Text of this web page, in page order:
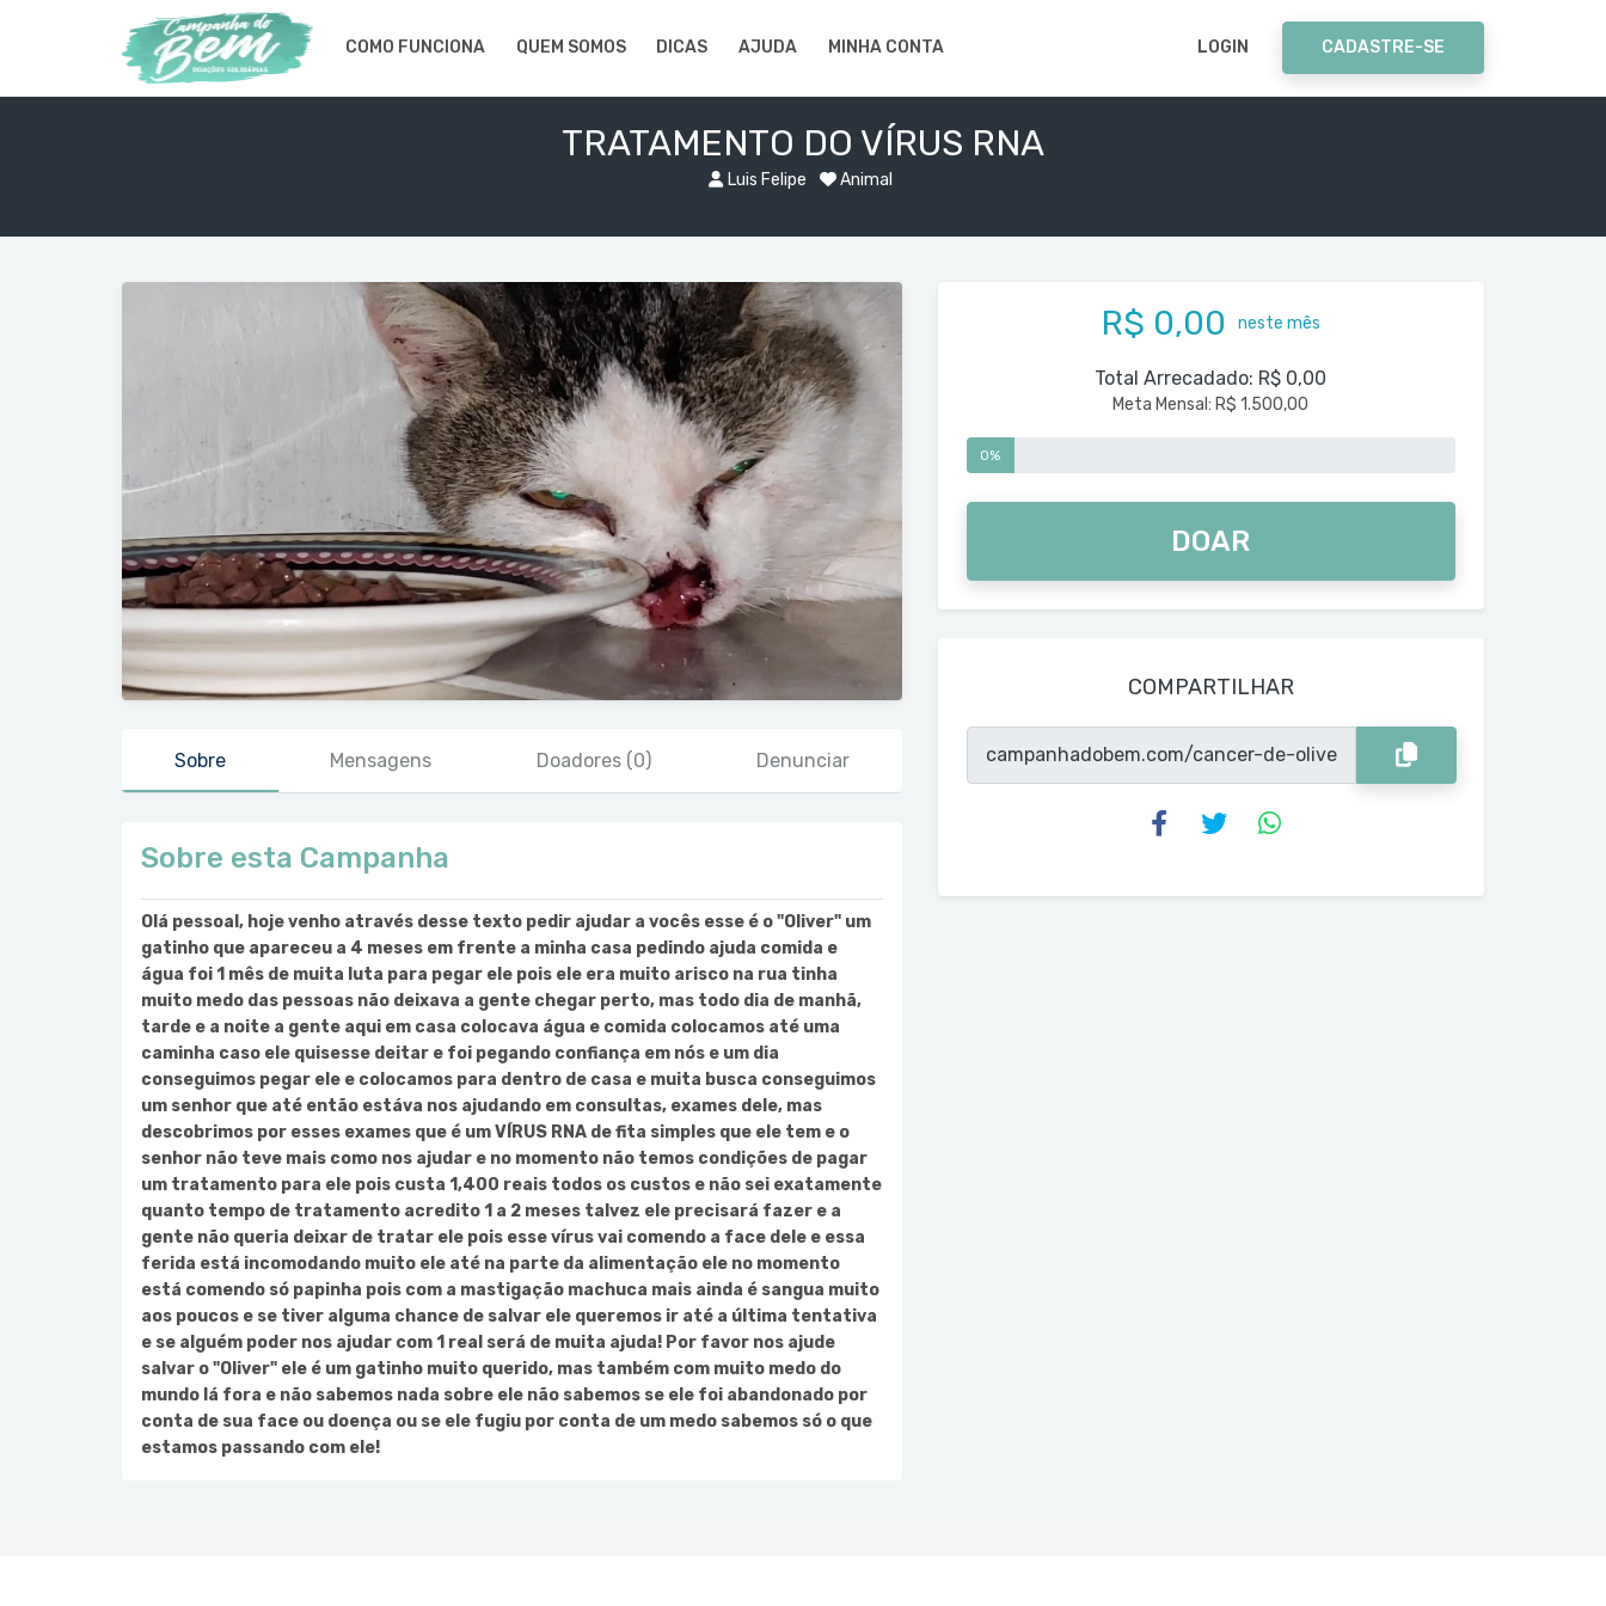
COMO FUNCIONA QUEM SOMOS DICAS AJUDA MINHA CONTA LOGIN CADASTRE-SE
TRATAMENTO DO VÍRUS RNA
Luis Felipe Animal
Sobre Mensagens Doadores (0) Denunciar
Sobre esta Campanha
Olá pessoal, hoje venho através desse texto pedir ajudar a vocês esse é o "Oliver" um
gatinho que apareceu a 4 meses em frente a minha casa pedindo ajuda comida e
água foi 1 mês de muita luta para pegar ele pois ele era muito arisco na rua tinha
muito medo das pessoas não deixava a gente chegar perto, mas todo dia de manhã,
tarde e a noite a gente aqui em casa colocava água e comida colocamos até uma
caminha caso ele quisesse deitar e foi pegando confiança em nós e um dia
conseguimos pegar ele e colocamos para dentro de casa e muita busca conseguimos
um senhor que até então estáva nos ajudando em consultas, exames dele, mas
descobrimos por esses exames que é um VÍRUS RNA de fita simples que ele tem e o
senhor não teve mais como nos ajudar e no momento não temos condições de pagar
um tratamento para ele pois custa 1,400 reais todos os custos e não sei exatamente
quanto tempo de tratamento acredito 1 a 2 meses talvez ele precisará fazer e a
gente não queria deixar de tratar ele pois esse vírus vai comendo a face dele e essa
ferida está incomodando muito ele até na parte da alimentação ele no momento
está comendo só papinha pois com a mastigação machuca mais ainda é sangua muito
aos poucos e se tiver alguma chance de salvar ele queremos ir até a última tentativa
e se alguém poder nos ajudar com 1 real será de muita ajuda! Por favor nos ajude
salvar o "Oliver" ele é um gatinho muito querido, mas também com muito medo do
mundo lá fora e não sabemos nada sobre ele não sabemos se ele foi abandonado por
conta de sua face ou doença ou se ele fugiu por conta de um medo sabemos só o que
estamos passando com ele!
R$ 0,00 neste mês
Total Arrecadado: R$ 0,00
Meta Mensal: R$ 1.500,00
0%
DOAR
COMPARTILHAR